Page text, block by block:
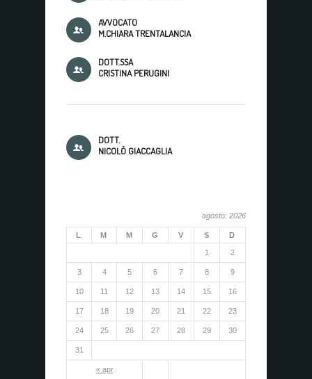
AVVOCATO
M.CHIARA TRENTALANCIA
DOTT.SSA
CRISTINA PERUGINI
DOTT.
NICOLÒ GIACCAGLIA
agosto: 2026
L M M G V S D
« apr
1 2
3 4 5 6 7 8 9
10 11 12 13 14 15 16
17 18 19 20 21 22 23
24 25 26 27 28 29 30
31